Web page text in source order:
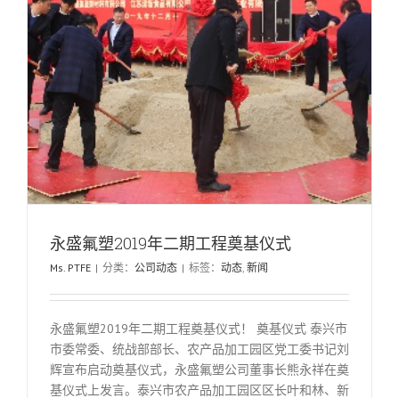
永盛氟塑2019年二期工程奠基仪式
Ms. PTFE | 分类： 公司动态 | 标签： 动态, 新闻
永盛氟塑2019年二期工程奠基仪式！ 奠基仪式 泰兴市
市委常委、统战部部长、农产品加工园区党工委书记刘
辉宣布启动奠基仪式，永盛氟塑公司董事长熊永祥在奠
基仪式上发言。泰兴市农产品加工园区区长叶和林、新